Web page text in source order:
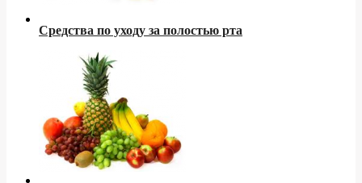
Средства по уходу за полостью рта